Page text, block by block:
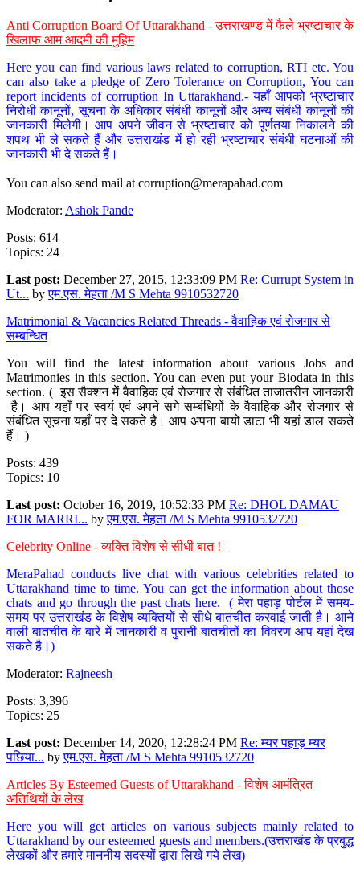
Anti Corruption Board Of Uttarakhand - उत्तराखण्ड में फैले भ्रष्टाचार के
खिलाफ आम आदमी की मुहिम
Here you can find various laws related to corruption, RTI etc. You
can also take a pledge of Zero Tolerance on Corruption, You can
report incidents of corruption In Uttarakhand.- यहाँ आपको भ्रष्टाचार
निरोधी कानूनों, सूचना के अधिकार संबंधी कानूनों और अन्य संबंधी कानूनों की
जानकारी मिलेगी। आप अपने जीवन से भ्रष्टाचार को पूर्णतया निकालने की
शपथ भी ले सकते हैं और उत्तराखंड में हो रही भ्रष्टाचार संबंधी घटनाओं की
जानकारी भी दे सकते हैं।
You can also send mail at corruption@merapahad.com
Moderator: Ashok Pande
Posts: 614
Topics: 24
Last post: December 27, 2015, 12:33:09 PM Re: Currupt System in
Ut... byएम.एस. मेहता /M S Mehta 9910532720
Matrimonial & Vacancies Related Threads - वैवाहिक एवं रोजगार से
सम्बन्धित
You will find the latest information about various Jobs and
Matrimonies in this section. You can even put your Biodata in this
section. ( इस सैक्शन में वैवाहिक एवं रोजगार से संबंधित ताजातरीन जानकारी
है। आप यहाँ पर स्वयं एवं अपने सगे सम्बंधियों के वैवाहिक और रोजगार से
संबंधित सूचना यहाँ पर दे सकते है। आप अपना बायो डाटा भी यहां डाल सकते
हैं। )
Posts: 439
Topics: 10
Last post: October 16, 2019, 10:52:33 PM Re: DHOL DAMAU
FOR MARRI... byएम.एस. मेहता /M S Mehta 9910532720
Celebrity Online - व्यक्ति विशेष से सीधी बात !
MeraPahad conducts live chat with various celebrities related to
Uttarakhand time to time. You can get the information about those
chats and go through the past chats here. ( मेरा पहाड़ पोर्टल में समय-
समय पर उत्तराखंड के विशेष व्यक्तियों से सीधे बातचीत करवाई जाती है। आने
वाली बातचीत के बारे में जानकारी व पुरानी बातचीतों का विवरण आप यहां देख
सकते है।)
Moderator: Rajneesh
Posts: 3,396
Topics: 25
Last post: December 14, 2020, 12:28:24 PM Re: म्यर पहाड़ म्यर
पछिया... byएम.एस. मेहता /M S Mehta 9910532720
Articles By Esteemed Guests of Uttarakhand - विशेष आमंत्रित
अतिथियों के लेख
Here you will get articles on various subjects mainly related to
Uttarakhand by our esteemed guests and members.(उत्तराखंड के प्रबुद्ध
लेखकों और हमारे माननीय सदस्यों द्वारा लिखे गये लेख)